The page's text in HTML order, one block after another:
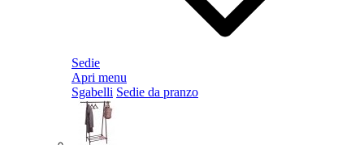
Sedie
Apri menu
Sgabelli Sedie da pranzo